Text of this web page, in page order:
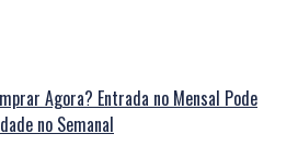
Agora? Entrada no Mensal Pode
no Semanal